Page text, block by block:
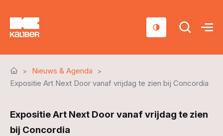
Scholen
Over ons
Nieuws & Agenda
Expositie Art Next Door vanaf vrijdag te zien bij Concordia
Expositie Art Next Door vanaf vrijdag te zien
bij Concordia